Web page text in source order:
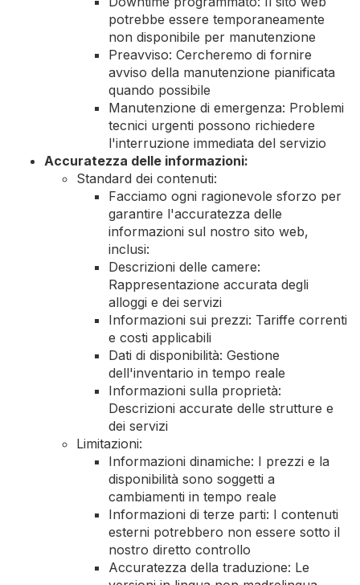
potrebbe essere temporaneamente
non disponibile per manutenzione
Preavviso: Cercheremo di fornire
avviso della manutenzione pianificata
quando possibile
Manutenzione di emergenza: Problemi
tecnici urgenti possono richiedere
l'interruzione immediata del servizio
Accuratezza delle informazioni:
Standard dei contenuti:
Facciamo ogni ragionevole sforzo per
garantire l'accuratezza delle
informazioni sul nostro sito web,
inclusi:
Descrizioni delle camere:
Rappresentazione accurata degli
alloggi e dei servizi
Informazioni sui prezzi: Tariffe correnti
e costi applicabili
Dati di disponibilità: Gestione
dell'inventario in tempo reale
Informazioni sulla proprietà:
Descrizioni accurate delle strutture e
dei servizi
Limitazioni:
Informazioni dinamiche: I prezzi e la
disponibilità sono soggetti a
cambiamenti in tempo reale
Informazioni di terze parti: I contenuti
esterni potrebbero non essere sotto il
nostro diretto controllo
Accuratezza della traduzione: Le